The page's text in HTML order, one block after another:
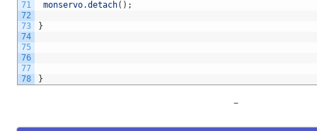
71
72
73
74
75
76
77
78
monservo.detach( ) ;
}
}
–